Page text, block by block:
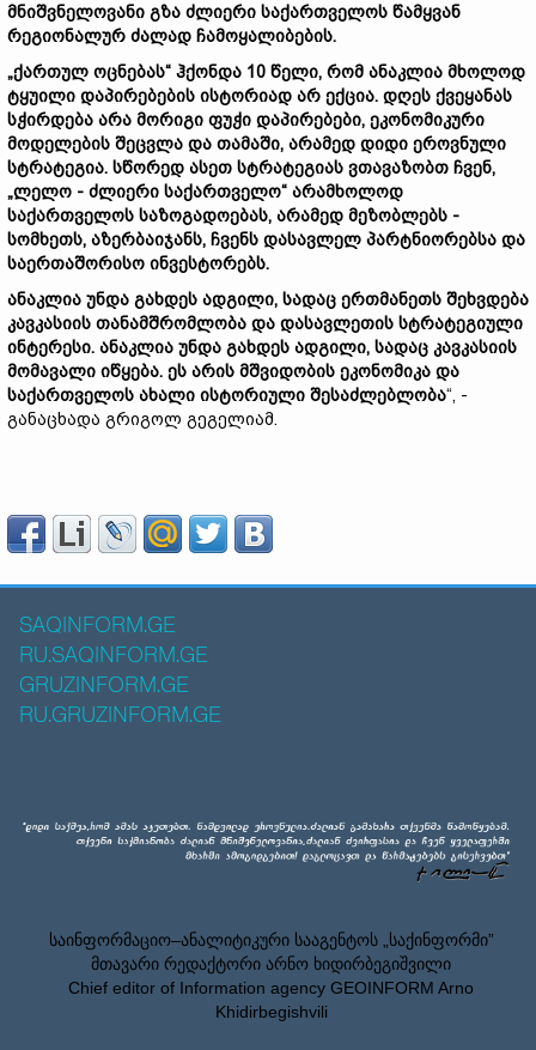
მნიშვნელოვანი გზა ძლიერი საქართველოს წამყვან
რეგიონალურ ძალად ჩამოყალიბების.
„ქართულ ოცნებას“ ჰქონდა 10 წელი, რომ ანაკლია მხოლოდ
ტყუილი დაპირებების ისტორიად არ ექცია. დღეს ქვეყანას
სჭირდება არა მორიგი ფუჭი დაპირებები, ეკონომიკური
მოდელების შეცვლა და თამაში, არამედ დიდი ეროვნული
სტრატეგია. სწორედ ასეთ სტრატეგიას ვთავაზობთ ჩვენ,
„ლელო - ძლიერი საქართველო“ არამხოლოდ
საქართველოს საზოგადოებას, არამედ მეზობლებს -
სომხეთს, აზერბაიჯანს, ჩვენს დასავლელ პარტნიორებსა და
საერთაშორისო ინვესტორებს.
ანაკლია უნდა გახდეს ადგილი, სადაც ერთმანეთს შეხვდება
კავკასიის თანამშრომლობა და დასავლეთის სტრატეგიული
ინტერესი. ანაკლია უნდა გახდეს ადგილი, სადაც კავკასიის
მომავალი იწყება. ეს არის მშვიდობის ეკონომიკა და
საქართველოს ახალი ისტორიული შესაძლებლობა“, -
განაცხადა გრიგოლ გეგელიამ.
SAQINFORM.GE
RU.SAQINFORM.GE
GRUZINFORM.GE
RU.GRUZINFORM.GE
საინფორმაციო–ანალიტიკური სააგენტოს „საქინფორმი”
მთავარი რედაქტორი არნო ხიდირბეგიშვილი
Chief editor of Information agency GEOINFORM Arno
Khidirbegishvili